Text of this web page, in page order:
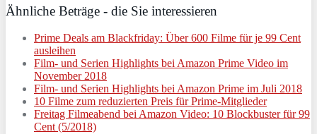
Ähnliche Beträge - die Sie interessieren
Prime Deals am Blackfriday: Über 600 Filme für je 99 Cent
ausleihen
Film- und Serien Highlights bei Amazon Prime Video im
November 2018
Film- und Serien Highlights bei Amazon Prime im Juli 2018
10 Filme zum reduzierten Preis für Prime-Mitglieder
Freitag Filmeabend bei Amazon Video: 10 Blockbuster für 99
Cent (5/2018)